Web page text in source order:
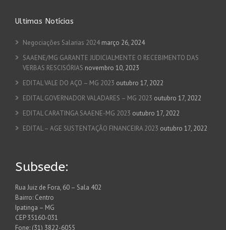
Ultimas Notícias
Negociações Salarias 2024 março 26, 2024
SAAENE/MG GARANTE JUDICIALMENTE O RECEBIMENTO DAS
VERBAS RESCISÓRIAS novembro 10, 2023
EDITAL VALE DO AÇO – MG 2023 outubro 17, 2022
EDITAL GOVERNADOR VALADARES – MG 2023 outubro 17, 2022
EDITAL CARATINGA SAAENE-MG 2023 outubro 17, 2022
EDITAL – AGE SUSTENTAÇÃO FINANCEIRA 2023 outubro 17, 2022
Subsede:
Rua Juiz de Fora, 60 – Sala 402
Bairro: Centro
Ipatinga – MG
CEP 35160-031
Fone: (31) 3822-6055